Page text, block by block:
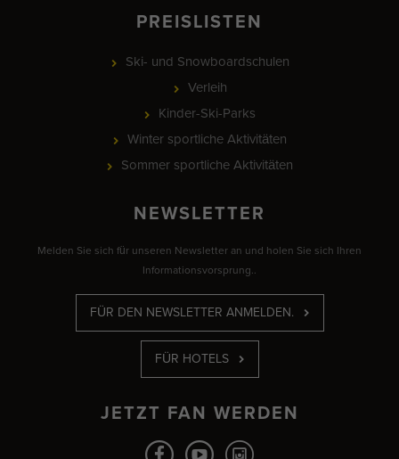
PREISLISTEN
Ski- und Snowboardschulen
Verleih
Kinder-Ski-Parks
Winter sportliche Aktivitäten
Sommer sportliche Aktivitäten
NEWSLETTER
Melden Sie sich für unseren Newsletter an und holen Sie sich Ihren
Informationsvorsprung..
FÜR DEN NEWSLETTER ANMELDEN.
FÜR HOTELS
JETZT FAN WERDEN